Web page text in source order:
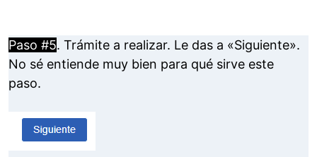
Paso #5. Trámite a realizar. Le das a «Siguiente».
No sé entiende muy bien para qué sirve este
paso.